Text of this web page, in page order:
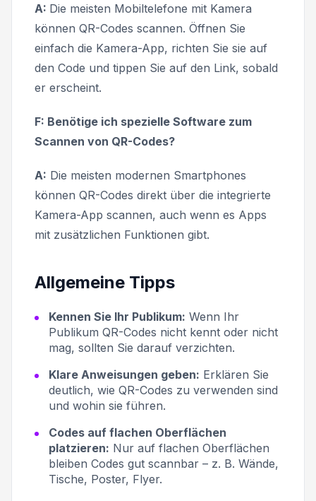
A: Die meisten Mobiltelefone mit Kamera
können QR-Codes scannen. Öffnen Sie
einfach die Kamera-App, richten Sie sie auf
den Code und tippen Sie auf den Link, sobald
er erscheint.
F: Benötige ich spezielle Software zum
Scannen von QR-Codes?
A: Die meisten modernen Smartphones
können QR-Codes direkt über die integrierte
Kamera-App scannen, auch wenn es Apps
mit zusätzlichen Funktionen gibt.
Allgemeine Tipps
Kennen Sie Ihr Publikum: Wenn Ihr
Publikum QR-Codes nicht kennt oder nicht
mag, sollten Sie darauf verzichten.
Klare Anweisungen geben: Erklären Sie
deutlich, wie QR-Codes zu verwenden sind
und wohin sie führen.
Codes auf flachen Oberflächen
platzieren: Nur auf flachen Oberflächen
bleiben Codes gut scannbar – z. B. Wände,
Tische, Poster, Flyer.